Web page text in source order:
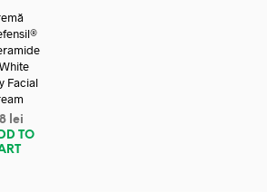
Facial
lei
TO